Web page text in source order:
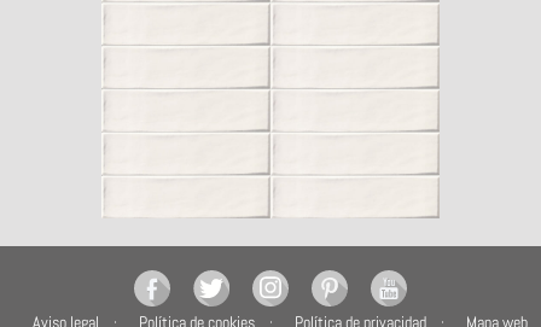
Aviso legal Política de cookies Política de privacidad Mapa web